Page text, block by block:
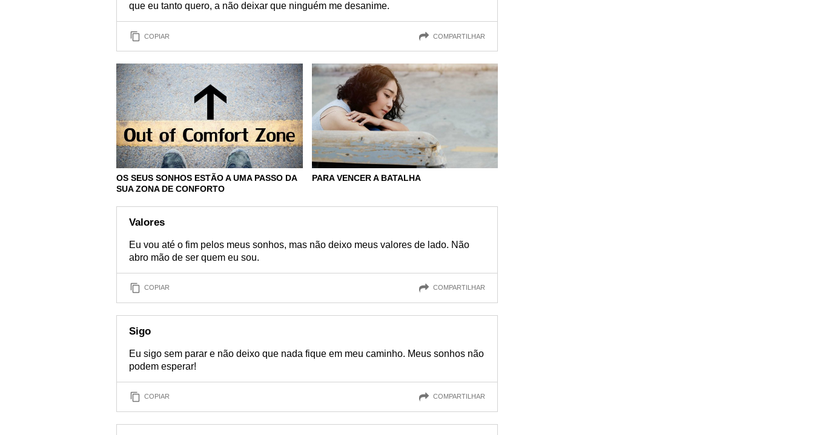
que eu tanto quero, a não deixar que ninguém me desanime.
COPIAR COMPARTILHAR
OS SEUS SONHOS ESTÃO A UMA PASSO DA
SUA ZONA DE CONFORTO
PARA VENCER A BATALHA
Valores
Eu vou até o fim pelos meus sonhos, mas não deixo meus valores de lado. Não
abro mão de ser quem eu sou.
COPIAR COMPARTILHAR
Sigo
Eu sigo sem parar e não deixo que nada fique em meu caminho. Meus sonhos não
podem esperar!
COPIAR COMPARTILHAR